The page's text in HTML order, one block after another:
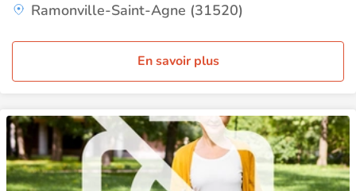
Ramonville-Saint-Agne (31520)
En savoir plus